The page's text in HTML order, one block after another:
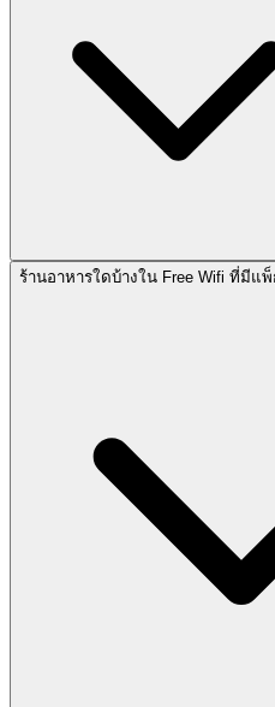
ร้านอาหารใดบ้างใน Free Wifi ที่มีแพ็